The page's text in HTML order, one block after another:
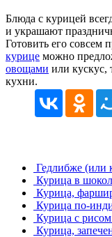
Блюда с курицей
и украшают
Готовить его совсем
курице можно
овощами или кускус,
кухни.
Гедлибже (или
Курица в
Курица,
Курица по-
Курица с
Курица,